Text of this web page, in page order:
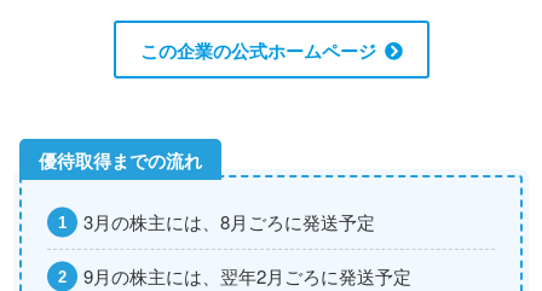
この企業の公式ホームページ
3月の株主には、8月ごろに発送予定
9月の株主には、翌年2月ごろに発送予定